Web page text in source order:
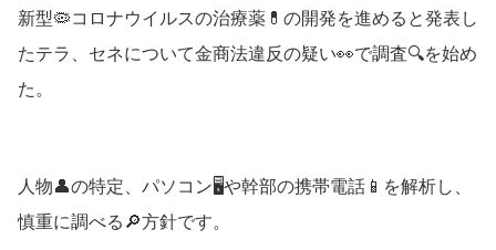
新型🦠コロナウイルスの治療薬💊の開発を進めると発表し
たテラ、セネについて金商法違反の疑い👀で調査🔍を始め
た。
人物👤の特定、パソコン🖥や幹部の携帯電話📱を解析し、
慎重に調べる🔎方針です。